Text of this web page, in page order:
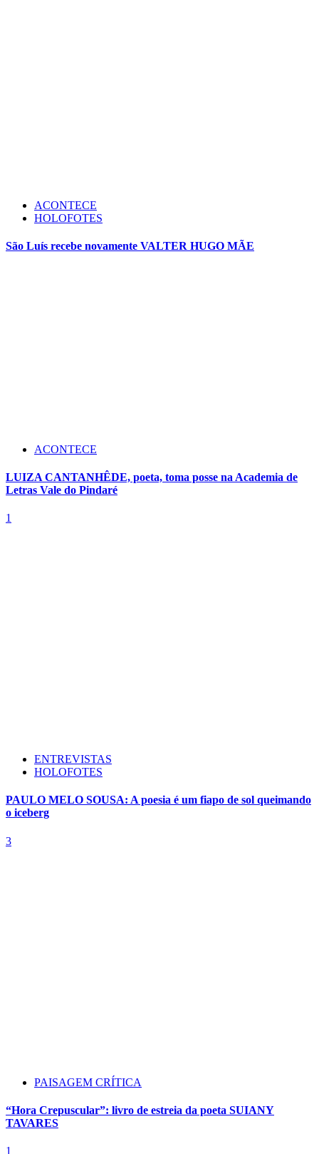
ACONTECE
HOLOFOTES
São Luís recebe novamente VALTER HUGO MÃE
ACONTECE
LUIZA CANTANHÊDE, poeta, toma posse na Academia de
Letras Vale do Pindaré
1
ENTREVISTAS
HOLOFOTES
PAULO MELO SOUSA: A poesia é um fiapo de sol queimando
o iceberg
3
PAISAGEM CRÍTICA
“Hora Crepuscular”: livro de estreia da poeta SUIANY
TAVARES
1